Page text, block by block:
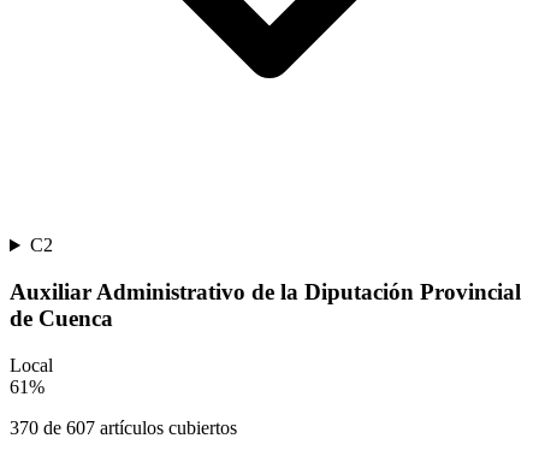
C2
Auxiliar Administrativo de la Diputación Provincial
de Cuenca
Local
61%
370 de 607 artículos cubiertos